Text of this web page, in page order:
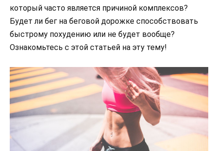
который часто является причиной комплексов?
Будет ли бег на беговой дорожке способствовать
быстрому похудению или не будет вообще?
Ознакомьтесь с этой статьей на эту тему!